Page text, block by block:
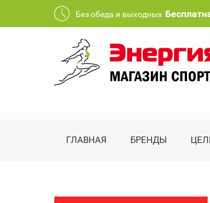
Без обеда и выходных
ГЛАВНАЯ БРЕНДЫ